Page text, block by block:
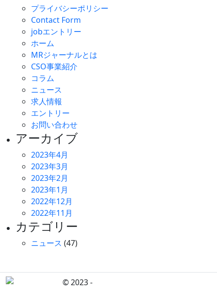
プライバシーポリシー
Contact Form
jobエントリー
ホーム
MRジャーナルとは
CSO事業紹介
コラム
ニュース
求人情報
エントリー
お問い合わせ
アーカイブ
2023年4月
2023年3月
2023年2月
2023年1月
2022年12月
2022年11月
カテゴリー
ニュース (47)
© 2023 -